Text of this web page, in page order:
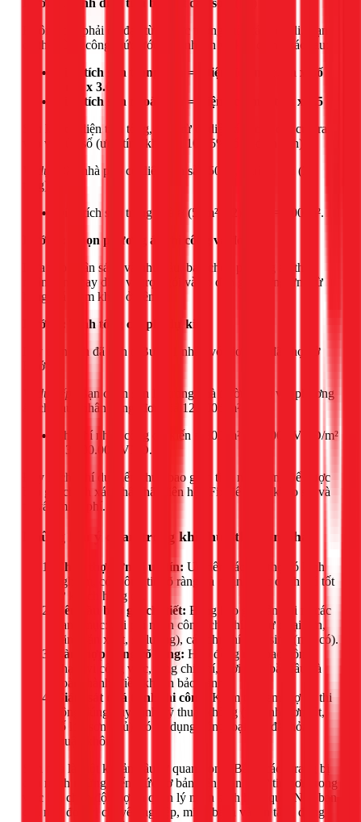
Không cần phải đo đạc từng bức tường một cách chi li. Bạn
có thể dùng công thức ước tính nhanh và khá chính xác sau:
Diện tích sơn trong nhà = (Diện tích mặt sàn x Số
tầng) x 3.0
Diện tích sơn ngoài nhà = Diện tích mặt tiền x 1.5
Sau khi có diện tích tổng, bạn trừ đi diện tích của các cửa ra
vào và cửa sổ (ước tính khoảng 10-15% tổng diện tích).
Ví dụ:
Căn nhà phố có diện tích sàn 50m², 1 trệt 1 lầu (2
tầng).
Diện tích sơn trong nhà ≈ (50m² x 2) x 3.0 = 300 m².
Bước 2: Chọn phương án thi công và đơn giá
Dựa vào ngân sách và nhu cầu, bạn chọn phương án thuê
nhân công hay dịch vụ trọn gói và áp đơn giá tương ứng từ
bảng giá tham khảo ở trên.
Bước 3: Tính tổng chi phí dự kiến
Lấy diện tích đã tính ở Bước 1 nhân với đơn giá đã chọn ở
Bước 2.
Ví dụ tiếp:
Bạn chọn sơn lại trong nhà (tường cũ) với phương
án chỉ thuê nhân công, đơn giá 12.000đ/m².
Chi phí nhân công dự kiến = 300 m² x 12.000 VNĐ/m²
= 3.600.000 VNĐ.
Đây là chi phí dự kiến chưa bao gồm tiền mua sơn. Để được
báo giá chính xác nhất, hãy liên hệ 1Fix để được khảo sát và
tư vấn miễn phí.
Những lưu ý quan trọng khi thuê thợ sơn nhà
Chọn thợ/đơn vị uy tín: Ưu tiên các đội thợ có kinh
nghiệm, có thông tin rõ ràng và nhận được đánh giá tốt
từ khách hàng cũ.
Yêu cầu báo giá chi tiết: Bảng báo giá cần ghi rõ các
hạng mục: chi phí nhân công, chi phí vật tư (loại sơn,
hãng sản xuất, số lượng), các chi phí phát sinh (nếu có).
Làm hợp đồng rõ ràng: Hợp đồng nên bao gồm
phạm vi công việc, tổng chi phí, thời gian bắt đầu và
hoàn thành, điều khoản bảo hành.
Giám sát quá trình thi công:
Kiểm tra xem thợ có thi
công đúng quy trình kỹ thuật không (vệ sinh, sơn lót,
số lớp sơn phủ), có sử dụng đúng loại sơn đã thỏa
thuận không.
Sơn nhà là một khoản đầu tư quan trọng. Bằng cách trang bị
cho mình những kiến thức cơ bản trên, bạn sẽ tự tin hơn trong
việc lựa chọn đội thợ và quản lý ngân sách hiệu quả. Nếu bạn
cần một đơn vị chuyên nghiệp, minh bạch và tận tâm, đừng